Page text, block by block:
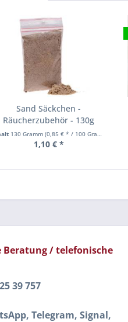
Sand Säckchen -
Räucherzubehör - 130g
130 Gramm (0,85 € * / 100 Gramm)
1,10 € *
Beratung / telefonische
39 757
Telegram, Signal,